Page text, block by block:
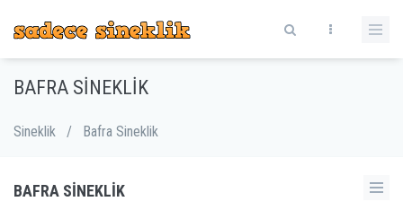
BAFRA SINEKLIK
Sineklik / Bafra Sineklik
BAFRA SINEKLIK